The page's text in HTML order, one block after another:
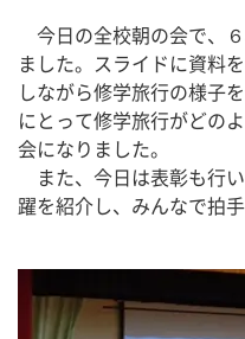
今日の全校朝の会で、
ました。スライドに資料
しながら修学旅行の様子
にとって修学旅行がどの
会になりました。
また、今日は表彰も行
躍を紹介し、みんなで拍手